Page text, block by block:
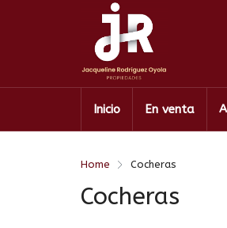
Inicio En venta
Home Cocheras
Cocheras